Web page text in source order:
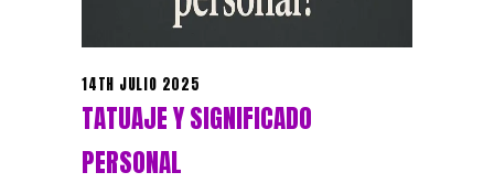
14TH JULIO 2025
TATUAJE Y SIGNIFICADO
PERSONAL